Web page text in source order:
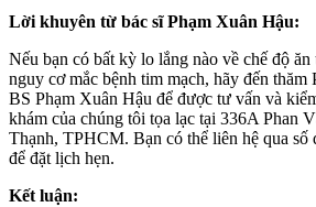
Lời khuyên từ bác sĩ Phạm Xuân Hậu:
Nếu bạn có bất kỳ lo lắng nào về chế độ
nguy cơ mắc bệnh tim mạch, hãy đến thăm
BS Phạm Xuân Hậu để được tư vấn và
khám của chúng tôi tọa lạc tại 336A Phan
Thạnh, TPHCM. Bạn có thể liên hệ qua số
để đặt lịch hẹn.
Kết luận: